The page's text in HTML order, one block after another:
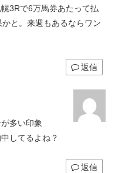
3Rで6万馬券あたって払
と。来週もあるならワン
返信
多い印象
してるよね？
返信